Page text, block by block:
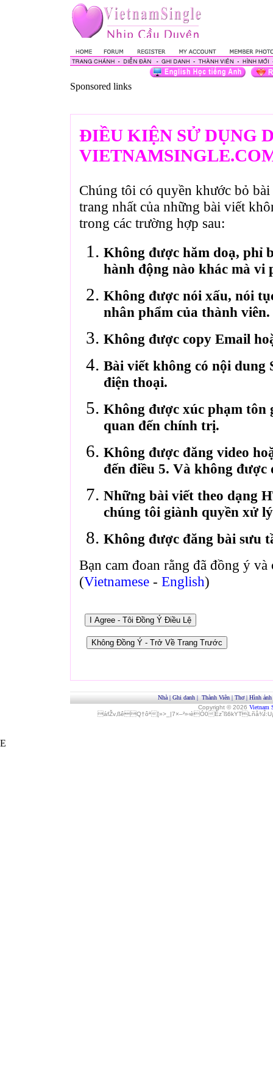
Sponsored links
ĐIỀU KIỆN SỬ DỤNG
Chúng tôi có quyền khước bỏ
trang nhất của những bài viết
trong các trường hợp sau:
Không được hăm doạ, phỉ
hành động nào khác mà vi
Không được nói xấu, nói
nhân phẩm của thành viên.
Không được copy Email
Bài viết không có nội dung
điện thoại.
Không được xúc phạm tôn
quan đến chính trị.
Không được đăng video
đến điều 5. Và không
Những bài viết theo dạng
chúng tôi giành quyền xử
Không được đăng bài sưu
Bạn cam đoan rằng đã đồng ý
(Vietnamese - English)
Nhà | Ghi danh | Thành Viên | Thơ| Hình ảnh
Copyright © 2026 Vietnam
áfŽv‚ßêQ†ôª[»>_|7×–²»‹èÓ0
E